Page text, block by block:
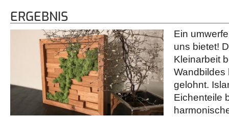
ERGEBNIS
Ein
uns bietet!
Kleinarbeit
Wandbildes
gelohnt.
Eichenteile